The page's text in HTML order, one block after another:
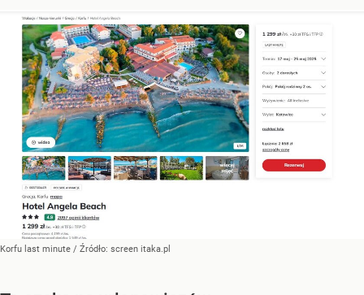
Korfu last minute / Źródło: screen itaka.pl